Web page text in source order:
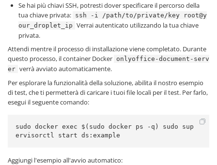
Se hai più chiavi SSH, potresti dover specificare il percorso della
tua chiave privata: ssh -i /path/to/private/key root@y
our_droplet_ip Verrai autenticato utilizzando la tua chiave
privata.
Attendi mentre il processo di installazione viene completato. Durante
questo processo, il container Docker onlyoffice-document-serv
er verrà avviato automaticamente.
Per esplorare la funzionalità della soluzione, abilita il nostro esempio
di test, che ti permetterà di caricare i tuoi file locali per il test. Per farlo,
esegui il seguente comando:
sudo docker exec $(sudo docker ps -q) sudo sup
Aggiungi l'esempio all'avvio automatico: